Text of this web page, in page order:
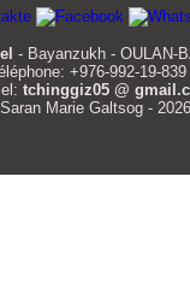
- Bayanzukh - OULAN-
+976-992-19-839
tchinggiz05 @
Marie Galtsog - 2026